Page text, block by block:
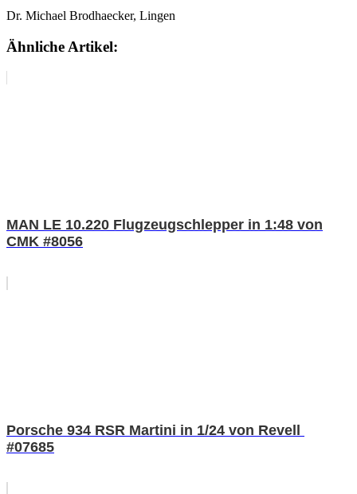
Dr. Michael Brodhaecker, Lingen
Ähnliche Artikel:
MAN LE 10.220 Flugzeugschlepper in 1:48 von
CMK #8056
Porsche 934 RSR Martini in 1/24 von Revell
#07685